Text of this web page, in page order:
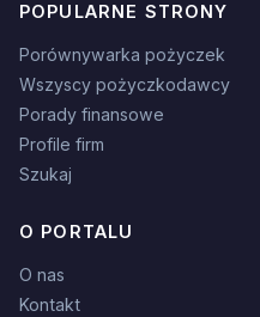
POPULARNE STRONY
Porównywarka pożyczek
Wszyscy pożyczkodawcy
Porady finansowe
Profile firm
Szukaj
O PORTALU
O nas
Kontakt